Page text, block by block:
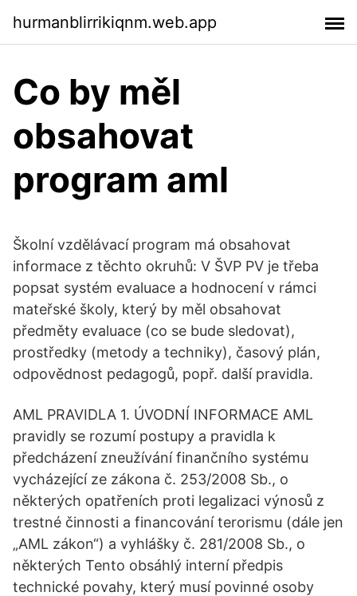
hurmanblirrikiqnm.web.app
Co by měl
obsahovat
program aml
Školní vzdělávací program má obsahovat
informace z těchto okruhů: V ŠVP PV je třeba
popsat systém evaluace a hodnocení v rámci
mateřské školy, který by měl obsahovat
předměty evaluace (co se bude sledovat),
prostředky (metody a techniky), časový plán,
odpovědnost pedagogů, popř. další pravidla.
AML PRAVIDLA 1. ÚVODNÍ INFORMACE AML
pravidly se rozumí postupy a pravidla k
předcházení zneužívání finančního systému
vycházející ze zákona č. 253/2008 Sb., o
některých opatřeních proti legalizaci výnosů z
trestné činnosti a financování terorismu (dále jen
„AML zákon“) a vyhlášky č. 281/2008 Sb., o
některých Tento obsáhlý interní předpis
technické povahy, který musí povinné osoby